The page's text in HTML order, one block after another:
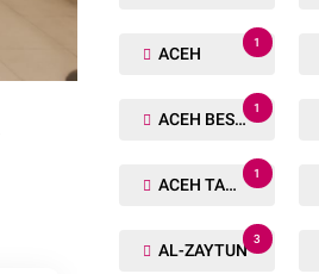
ACEH
1
ACEH BESAR
1
ACEH TAMIANG
1
AL-ZAYTUN
3